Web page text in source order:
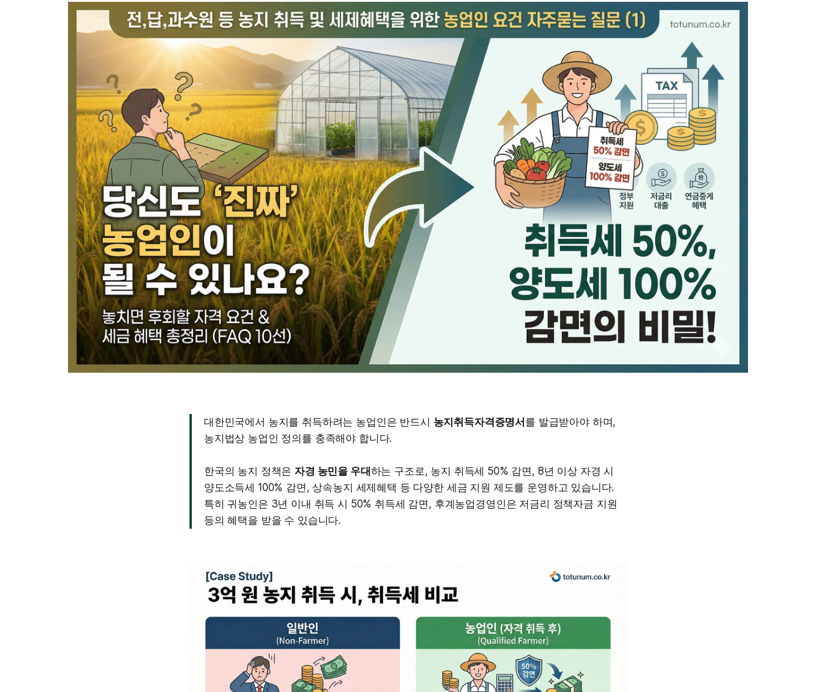
대한민국에서 농지를 취득하려는 농업인은 반드시 농지취득자격증명서 를 발급받아야 하며,
농지법상 농업인 정의를 충족해야 합니다.
한국의 농지 정책은 자경 농민을 우대하는 구조로, 농지 취득세 50% 감면, 8년 이상 자경 시
양도소득세 100% 감면, 상속농지 세제혜택 등 다양한 세금 지원 제도를 운영하고 있습니다.
특히 귀농인은 3년 이내 취득 시 50% 취득세 감면, 후계농업경영인은 저금리 정책자금 지원
등의 혜택을 받을 수 있습니다.